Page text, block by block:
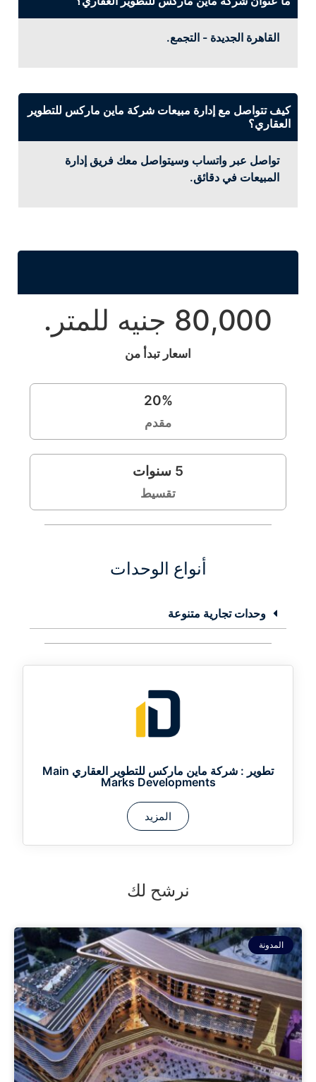
القاهرة الجديدة - التجمع.
كيف تتواصل مع إدارة مبيعات شركة ماين ماركس للتطوير
العقاري؟
تواصل عبر واتساب وسيتواصل معك فريق إدارة
المبيعات في دقائق.
80,000 جنيه للمتر.
اسعار تبدأ من
20%
مقدم
5 سنوات
تقسيط
أنواع الوحدات
وحدات تجارية متنوعة
تطوير :
شركة ماين ماركس للتطوير العقاري Main
Marks Developments
المزيد
نرشح لك
المدونة